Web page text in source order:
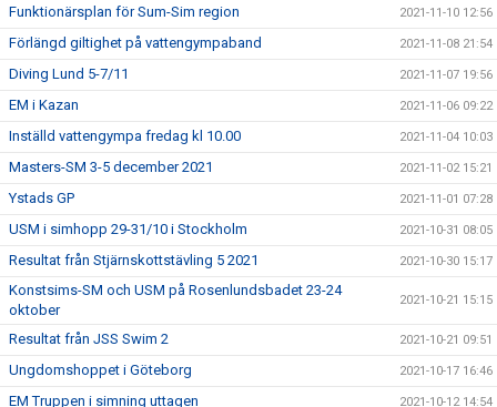
Funktionärsplan för Sum-Sim region 2021-11-10 12:56
Förlängd giltighet på vattengympaband 2021-11-08 21:54
Diving Lund 5-7/11 2021-11-07 19:56
EM i Kazan 2021-11-06 09:22
Inställd vattengympa fredag kl 10.00 2021-11-04 10:03
Masters-SM 3-5 december 2021 2021-11-02 15:21
Ystads GP 2021-11-01 07:28
USM i simhopp 29-31/10 i Stockholm 2021-10-31 08:05
Resultat från Stjärnskottstävling 5 2021 2021-10-30 15:17
Konstsims-SM och USM på Rosenlundsbadet 23-24
oktober
2021-10-21 15:15
Resultat från JSS Swim 2 2021-10-21 09:51
Ungdomshoppet i Göteborg 2021-10-17 16:46
EM Truppen i simning uttagen 2021-10-12 14:54